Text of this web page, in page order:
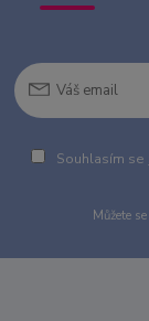
Souhlasím se
Můžete